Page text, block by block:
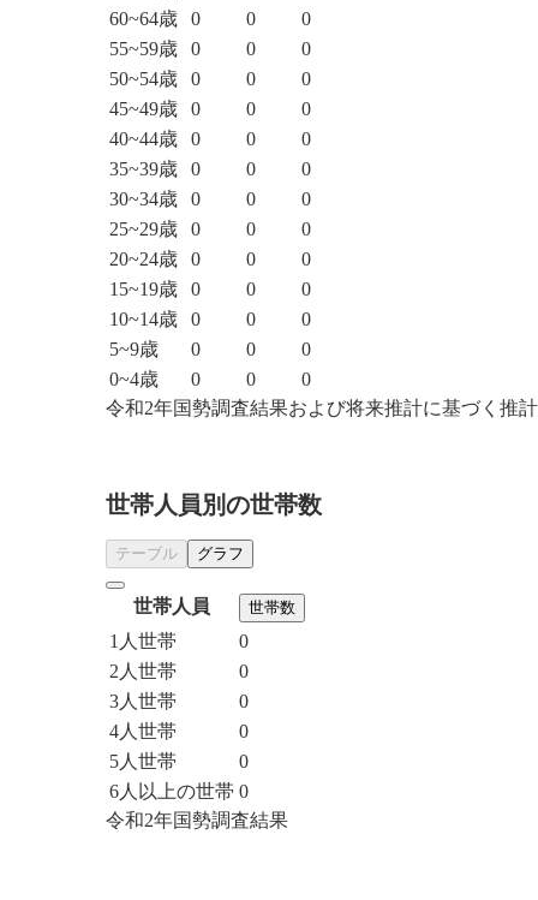
60~64歳
0 0
0
55~59歳
0 0
0
50~54歳
0 0
0
45~49歳
0 0
0
40~44歳
0 0
0
35~39歳
0 0
0
30~34歳
0 0
0
25~29歳
0 0
0
20~24歳
0 0
0
15~19歳
0 0
0
10~14歳
0 0
0
5~9歳
0 0
0
0~4歳
0 0
0
令和2年国勢調査結果および将来推計に基づく推
世帯人員別の世帯数
テーブル グラフ
世帯人員 世帯数
1人世帯
0
2人世帯
0
3人世帯
0
4人世帯
0
5人世帯
0
6人以上の世帯 0
令和2年国勢調査結果